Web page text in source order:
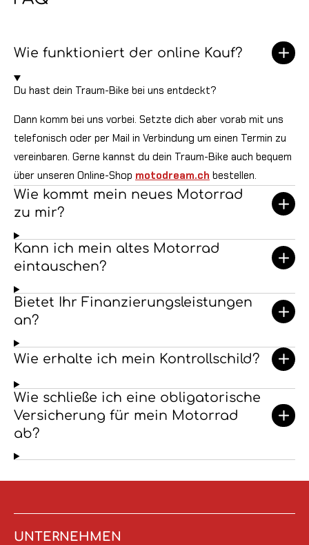
Wie funktioniert der online Kauf?
Du hast dein Traum-Bike bei uns entdeckt?
Dann komm bei uns vorbei. Setzte dich aber vorab mit uns
telefonisch oder per Mail in Verbindung um einen Termin zu
vereinbaren. Gerne kannst du dein Traum-Bike auch bequem
über unseren Online-Shop motodream.ch bestellen.
Wie kommt mein neues Motorrad
zu mir?
Kann ich mein altes Motorrad
eintauschen?
Bietet Ihr Finanzierungsleistungen
an?
Wie erhalte ich mein Kontrollschild?
Wie schließe ich eine obligatorische
Versicherung für mein Motorrad
ab?
UNTERNEHMEN